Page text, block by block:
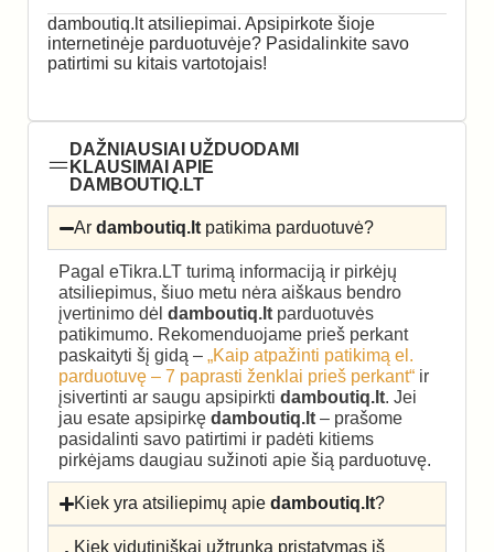
damboutiq.lt atsiliepimai. Apsipirkote šioje
internetinėje parduotuvėje? Pasidalinkite savo
patirtimi su kitais vartotojais!
DAŽNIAUSIAI UŽDUODAMI
KLAUSIMAI APIE
DAMBOUTIQ.LT
Ardamboutiq.lt patikima parduotuvė?
Pagal eTikra.LT turimą informaciją ir pirkėjų
atsiliepimus, šiuo metu nėra aiškaus bendro
įvertinimo dėl damboutiq.lt parduotuvės
patikimumo. Rekomenduojame prieš perkant
paskaityti šį gidą – „Kaip atpažinti patikimą el.
parduotuvę – 7 paprasti ženklai prieš perkant“ ir
įsivertinti ar saugu apsipirkti damboutiq.lt. Jei
jau esate apsipirkę damboutiq.lt – prašome
pasidalinti savo patirtimi ir padėti kitiems
pirkėjams daugiau sužinoti apie šią parduotuvę.
Kiek yra atsiliepimų apiedamboutiq.lt?
Kiek vidutiniškai užtrunka pristatymas iš